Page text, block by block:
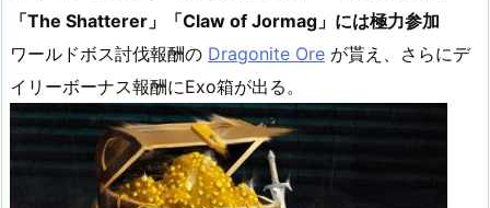
「The Shatterer」「Claw of Jormag」には極力参加
ワールドボス討伐報酬の Dragonite Ore が貰え、さらにデ
イリーボーナス報酬にExo箱が出る。